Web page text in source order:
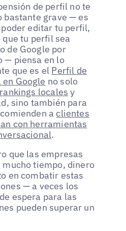
de perfil no te
bastante grave — es
editar tu perfil,
que tu perfil sea
de Google por
— piensa en lo
que es el Perfil de
Google no solo
rankings locales y
sino también para
aclientes
con herramientas
.
que las empresas
tiempo, dinero
en combatir estas
— a veces los
espera para las
pueden superar un